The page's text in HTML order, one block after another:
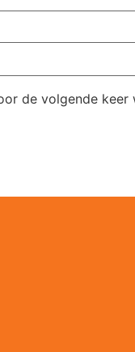
de volgende keer